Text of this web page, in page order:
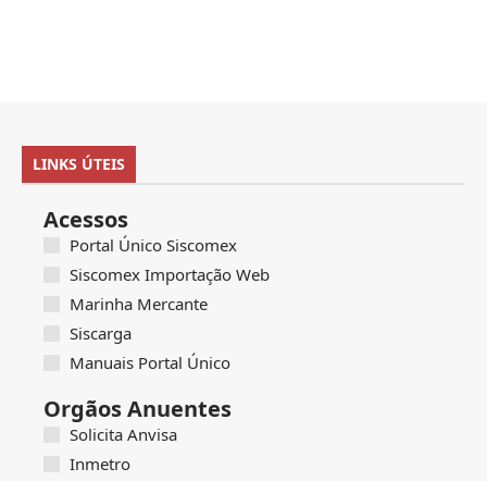
LINKS ÚTEIS
Acessos
Portal Único Siscomex
Siscomex Importação Web
Marinha Mercante
Siscarga
Manuais Portal Único
Orgãos Anuentes
Solicita Anvisa
Inmetro